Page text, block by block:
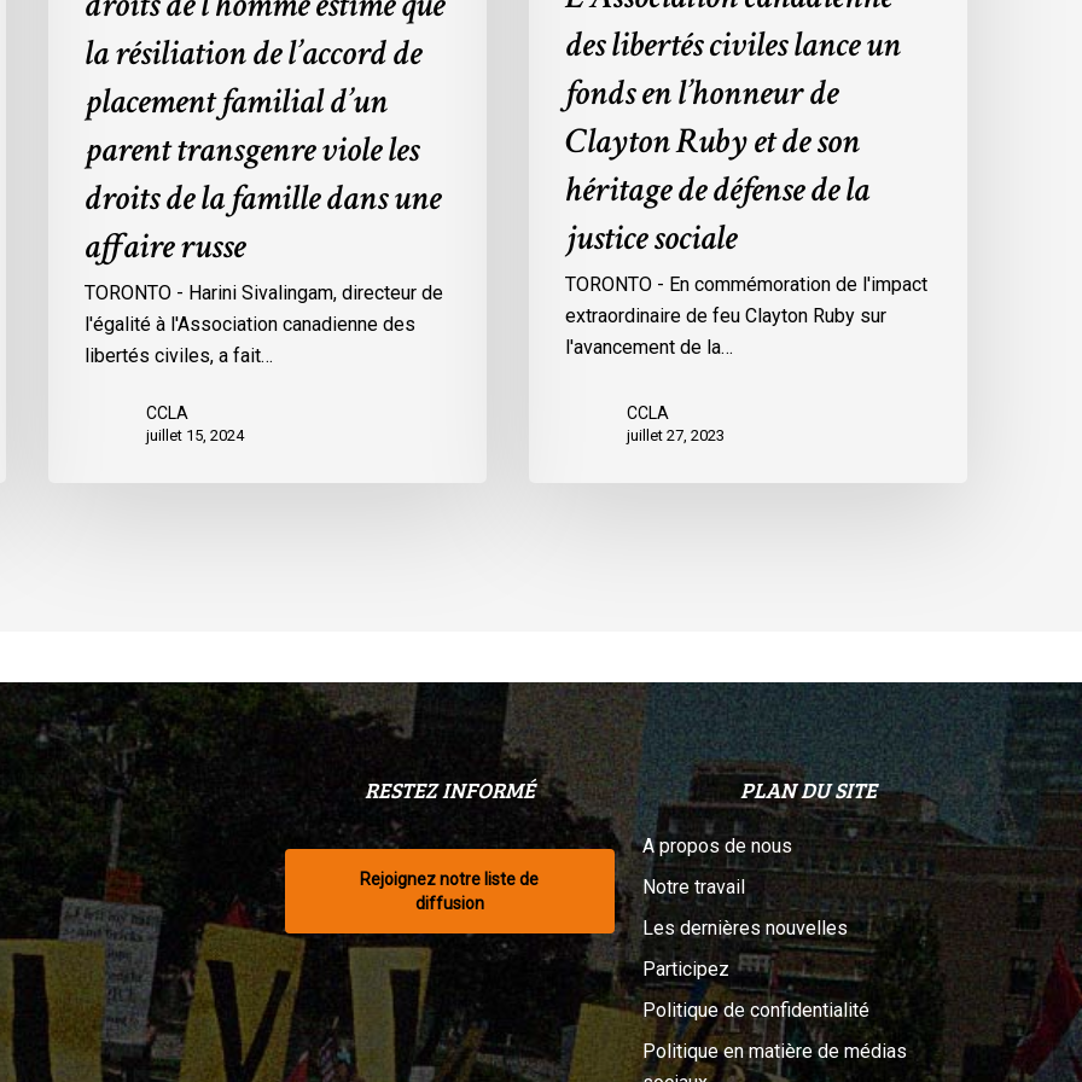
familial
parent
transgenre
droits
famille
dans
la résiliation de l’accord de
placement familial d’un
parent transgenre viole les
droits de la famille dans une
affaire russe
TORONTO - Harini Sivalingam, directeur de
l'égalité à l'Association canadienne des
libertés civiles, a fait…
CCLA
juillet 15, 2024
héritage
défense
justice
sociale
des libertés civiles lance un
fonds en l’honneur de
Clayton Ruby et de son
héritage de défense de la
justice sociale
TORONTO - En commémoration de l'impact
extraordinaire de feu Clayton Ruby sur
l'avancement de la…
CCLA
juillet 27, 2023
RESTEZ INFORMÉ
Rejoignez notre liste de
diffusion
PLAN DU SITE
A propos de nous
Notre travail
Les dernières nouvelles
Participez
Politique de confidentialité
Politique en matière de médias